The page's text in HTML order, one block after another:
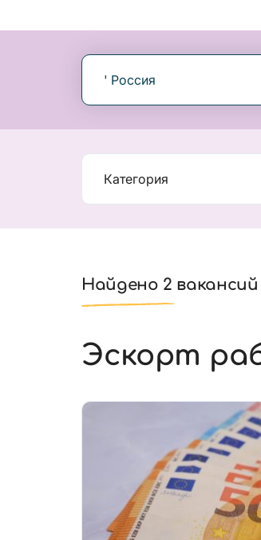
' Россия
Категория
Найдено 2 вакансий
Эскорт